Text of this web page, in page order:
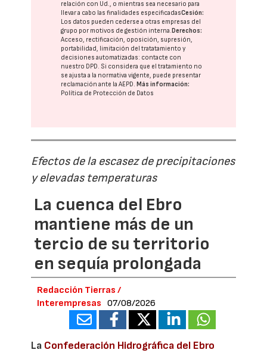
relación con Ud., o mientras sea necesario para
llevar a cabo las finalidades especificadasCesión:
Los datos pueden cederse a otras empresas del
grupo por motivos de gestión interna.Derechos:
Acceso, rectificación, oposición, supresión,
portabilidad, limitación del tratatamiento y
decisiones automatizadas: contacte con
nuestro DPD. Si considera que el tratamiento no
se ajusta a la normativa vigente, puede presentar
reclamación ante laAEPD.Más información:
Política de Protección de Datos
Efectos de la escasez de precipitaciones
y elevadas temperaturas
La cuenca del Ebro
mantiene más de un
tercio de su territorio
en sequía prolongada
Redacción Tierras /
Interempresas
07/08/2026
La Confederación Hidrográfica del Ebro